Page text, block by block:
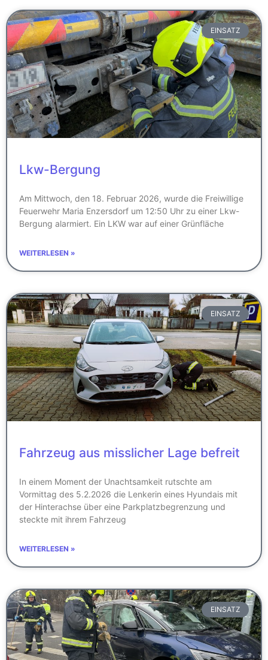
EINSATZ
Lkw-Bergung
Am Mittwoch, den 18. Februar 2026, wurde die Freiwillige
Feuerwehr Maria Enzersdorf um 12:50 Uhr zu einer Lkw-
Bergung alarmiert. Ein LKW war auf einer Grünfläche
WEITERLESEN »
EINSATZ
Fahrzeug aus misslicher Lage befreit
In einem Moment der Unachtsamkeit rutschte am
Vormittag des 5.2.2026 die Lenkerin eines Hyundais mit
der Hinterachse über eine Parkplatzbegrenzung und
steckte mit ihrem Fahrzeug
WEITERLESEN »
EINSATZ